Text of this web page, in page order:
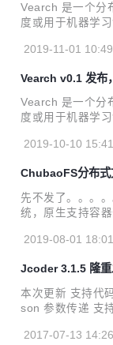
Vearch 是一个分
度或用于机器学
检索功能。 提供
向量支持磁盘存
有的全内存类型
添加了高性能实
程代码，发布基于
2019-11-01
Vearch v0.1
Vearch 是一个分
度或用于机器学
检索功能。 提供
的对数据及表结
2019-10-10
ChubaoFS分布式
先不发了。。。
统，原生支持容
存储优化 多卷支
ale Container
2019-08-01
Jcoder 3.1.5 隆重
本次更新 支持代
son 参数传递 支
动态的添加或删
2017-07-13